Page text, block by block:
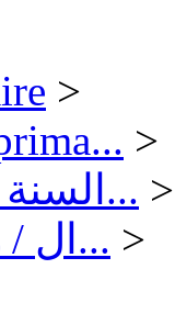
>
>
CE6 / السنة السادس... >
Mathématiques / ال... >